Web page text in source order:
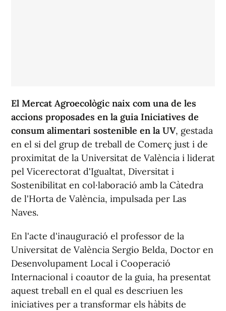
El Mercat Agroecològic naix com una de les
accions proposades en la guia Iniciatives de
consum alimentari sostenible en la UV, gestada
en el si del grup de treball de Comerç just i de
proximitat de la Universitat de València i liderat
pel Vicerectorat d'Igualtat, Diversitat i
Sostenibilitat en col·laboració amb la Càtedra
de l'Horta de València, impulsada per Las
Naves.
En l'acte d'inauguració el professor de la
Universitat de València Sergio Belda, Doctor en
Desenvolupament Local i Cooperació
Internacional i coautor de la guia, ha presentat
aquest treball en el qual es descriuen les
iniciatives per a transformar els hàbits de